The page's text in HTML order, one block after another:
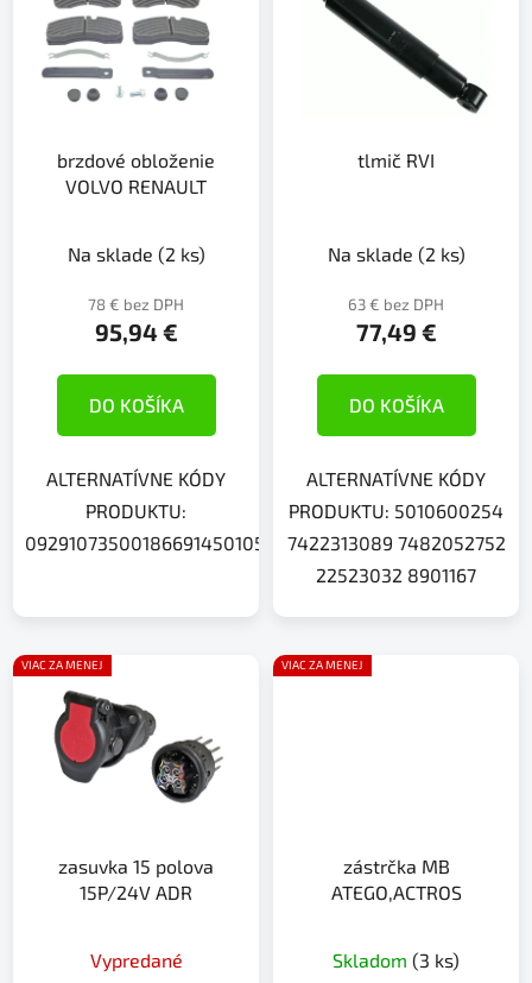
brzdové obloženie
VOLVO RENAULT
Na sklade (2 ks)
78 € bez DPH
95,94 €
DO KOŠÍKA
ALTERNATÍVNE KÓDY
PRODUKTU:
tlmič RVI
Na sklade (2 ks)
63 € bez DPH
77,49 €
DO KOŠÍKA
ALTERNATÍVNE KÓDY
PRODUKTU: 5010600254
7422313089 7482052752
22523032 8901167
VIAC ZA MENEJ
zasuvka 15 polova
15P/24V ADR
Vypredané
VIAC ZA MENEJ
zástrčka MB
ATEGO,ACTROS
Skladom (3 ks)